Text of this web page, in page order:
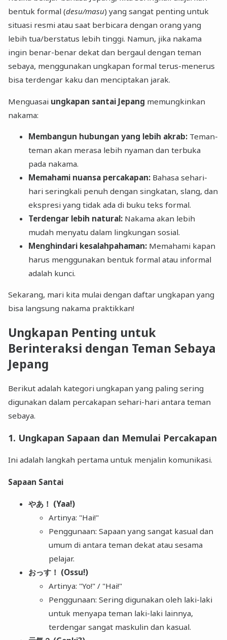
bentuk formal (desu/masu) yang sangat penting untuk
situasi resmi atau saat berbicara dengan orang yang
lebih tua/berstatus lebih tinggi. Namun, jika nakama
ingin benar-benar dekat dan bergaul dengan teman
sebaya, menggunakan ungkapan formal terus-menerus
bisa terdengar kaku dan menciptakan jarak.
Menguasai ungkapan santai Jepang memungkinkan
nakama:
Membangun hubungan yang lebih akrab: Teman-
teman akan merasa lebih nyaman dan terbuka
pada nakama.
Memahami nuansa percakapan: Bahasa sehari-
hari seringkali penuh dengan singkatan, slang, dan
ekspresi yang tidak ada di buku teks formal.
Terdengar lebih natural: Nakama akan lebih
mudah menyatu dalam lingkungan sosial.
Menghindari kesalahpahaman: Memahami kapan
harus menggunakan bentuk formal atau informal
adalah kunci.
Sekarang, mari kita mulai dengan daftar ungkapan yang
bisa langsung nakama praktikkan!
Ungkapan Penting untuk
Berinteraksi dengan Teman Sebaya
Jepang
Berikut adalah kategori ungkapan yang paling sering
digunakan dalam percakapan sehari-hari antara teman
sebaya.
1. Ungkapan Sapaan dan Memulai Percakapan
Ini adalah langkah pertama untuk menjalin komunikasi.
Sapaan Santai
やあ！ (Yaa!)
Artinya: "Hai!"
Penggunaan: Sapaan yang sangat kasual dan
umum di antara teman dekat atau sesama
pelajar.
おっす！ (Ossu!)
Artinya: "Yo!" / "Hai!"
Penggunaan: Sering digunakan oleh laki-laki
untuk menyapa teman laki-laki lainnya,
terdengar sangat maskulin dan kasual.